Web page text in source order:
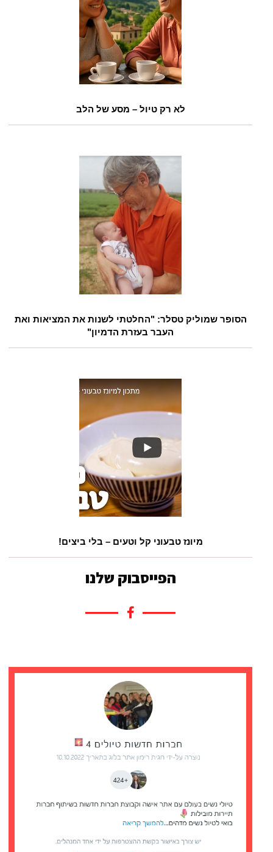
לא רק טיול – מסע של הלב
הסופר שמוליק טסלר: "החלטתי לשנות את המציאות ואת
העבר בעזרת הדמיון"
מיונז טבעוני קל וטעים – בלי ביצים!
הפייסבוק שלנו